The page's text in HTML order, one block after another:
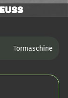
Tormaschine